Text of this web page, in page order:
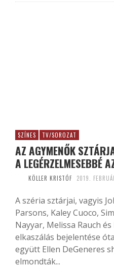
SZÍNES TV/SOROZAT
AZ AGYMENŐK
A LEGÉRZELMESEBBÉ
KÖLLER KRISTÓF 2019.
A széria sztárjai, vagyis
Parsons, Kaley Cuoco,
Nayyar, Melissa Rauch
elkaszálás bejelentése
együtt Ellen DeGeneres
elmondták...